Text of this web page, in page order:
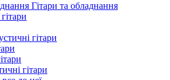
Гітари та обладнання
гітари
гітари